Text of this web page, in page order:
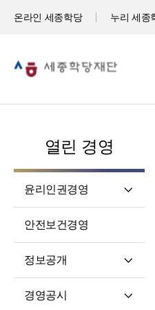
온라인 세종학당 누리 세종
열린 경영
윤리인권경영
고객서비스 헌장
윤리 자가 진단
재단 청렴 실천 결의문
안전보건경영
정보공개
경영공시